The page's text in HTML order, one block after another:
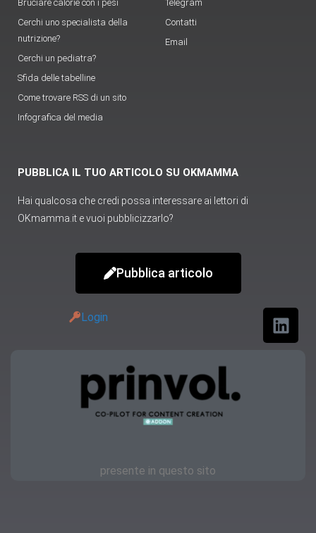
Bruciare calorie con i pesi
Cerchi uno specialista della
nutrizione?
Cerchi un pediatra?
Sfida delle tabelline
Come trovare RSS di un sito
Infografica del media
Telegram
Contatti
Email
PUBBLICA IL TUO ARTICOLO SU OKMAMMA
Hai qualcosa che credi possa interessare ai lettori di
OKmamma.it e vuoi pubblicizzarlo?
Pubblica articolo
Login
presente in questo sito